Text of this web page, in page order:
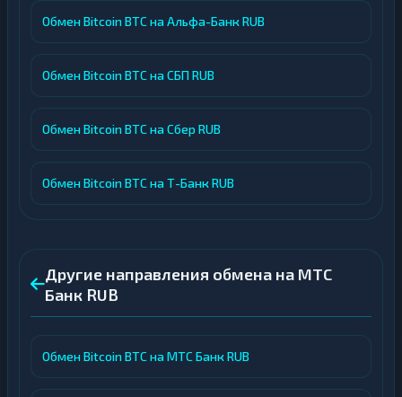
Обмен Bitcoin BTC на Альфа-Банк RUB
Обмен Bitcoin BTC на СБП RUB
Обмен Bitcoin BTC на Сбер RUB
Обмен Bitcoin BTC на Т-Банк RUB
Другие направления обмена на МТС
Банк RUB
Обмен Bitcoin BTC на МТС Банк RUB